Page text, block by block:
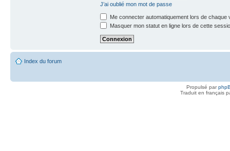
J’ai oublié mon mot de passe
Me connecter automatiquement lors de chaque
Masquer mon statut en ligne lors de cette
Index du forum
Propulsé par
Traduit en français